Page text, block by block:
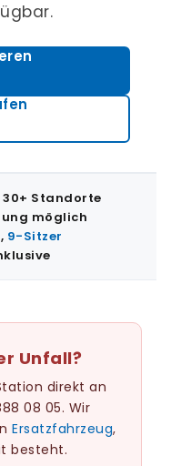
30+ Standorte
möglich
9-Sitzer
Unfall?
direkt an
08 05. Wir
Ersatzfahrzeug,
besteht.